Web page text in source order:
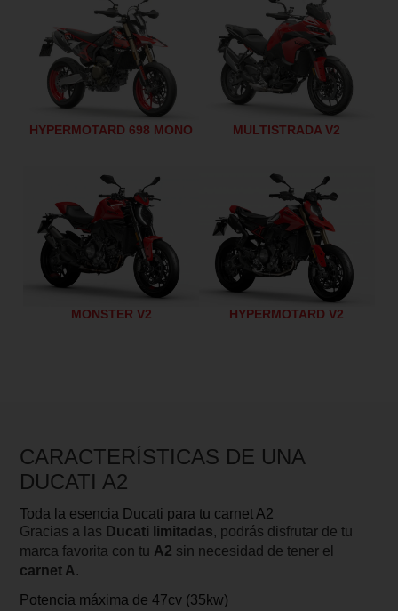
HYPERMOTARD 698 MONO MULTISTRADA V2
MONSTER V2 HYPERMOTARD V2
CARACTERÍSTICAS DE UNA
DUCATI A2
Toda la esencia Ducati para tu carnet A2
Gracias a las Ducati limitadas, podrás disfrutar de tu
marca favorita con tu A2 sin necesidad de tener el
carnet A.
Potencia máxima de 47cv (35kw)